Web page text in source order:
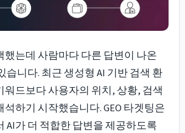
했는데 사람마다 다른 답변이 나온
습니다. 최근 생성형 AI 기반 검색 환
워드보다 사용자의 위치, 상황, 검색
하기 시작했습니다. GEO 타겟팅은
AI가 더 적합한 답변을 제공하도록